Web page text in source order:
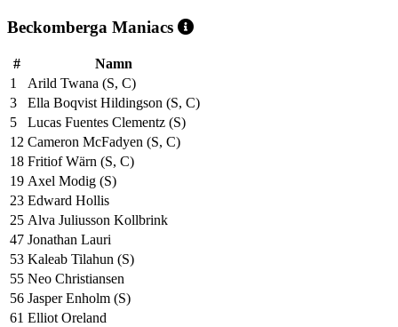
Beckomberga Maniacs
#
Namn
1
Arild Twana (S, C)
3
Ella Boqvist Hildingson (S, C)
5
Lucas Fuentes Clementz (S)
12 Cameron McFadyen (S, C)
18 Fritiof Wärn (S, C)
19 Axel Modig (S)
23 Edward Hollis
25 Alva Juliusson Kollbrink
47 Jonathan Lauri
53 Kaleab Tilahun (S)
55 Neo Christiansen
56 Jasper Enholm (S)
61 Elliot Oreland